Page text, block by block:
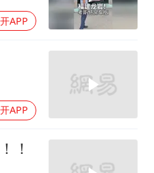
杭州站演唱会取消
心系体育强国建设
APP
APP
！